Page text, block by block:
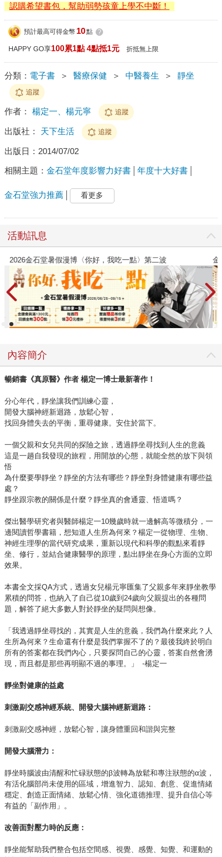
認購希望書包，幫助弱勢孩童上學不中斷！
預計最高可得金幣 10點 ?
HAPPY GO享100累1點 4點抵1元 折抵無上限
分類： 電子書 ＞ 醫療保健 ＞ 中醫養生 ＞ 靜坐
追蹤
作者： 楊定一、楊元寧 追蹤
出版社： 天下生活 追蹤
出版日： 2014/07/02
相關主題： 金石堂年度影響力好書 年度十大好書
金石堂強力推薦 看更多
活動訊息
2026金石堂暑假漫博〈你好，我吃一點〉第二波 金
內容簡介
暢銷書《真原醫》作者 楊定一博士最新著作！
分心年代，靜坐讓我們訓練心靈，
開發大腦神經新迴路，放鬆心智，
找回身體失去的平衡，重尋健康。安住於當下。
一個父親和女兒共同的探險之旅，透過靜坐尋找到人生的意義
這是一趟自我發現的旅程，用開放的心態，就能全然的放下與領
悟
為什麼要學靜坐？靜坐的方法有哪些？靜坐對身體健康有哪些益
處？
靜坐跟宗教的關係是什麼？靜坐真的會通靈、悟道嗎？
傑出醫學研究者與醫師楊定一10幾歲時就一邊解高等微積分，一
邊閱讀哲學書籍，想知道人生所為何來？楊定一從物理、生物、
神經生理學的當代研究成果，重新以現代和科學的觀點來看靜
坐、修行，並結合健康醫學的原理，點出靜坐在身心方面的立即
效果。
本書全文採QA方式，透過女兒楊元寧匯集了父親多年來靜坐教學
累積的問答，也納入了自己從10歲到24歲向父親提出的各種問
題，解答了絕大多數人對於靜坐的疑問與想像。
「我透過靜坐尋找的，其實是人生的意義，我們為什麼來此？人
生所為何來？生命還有什麼是我們掌握不了的？最後我終於明白
所有的答案都在我們內心，只要探問自己的心靈，答案自然會湧
現，而且都是那些再明顯不過的事理。」 -楊定一
靜坐對健康的益處
刺激副交感神經系統、開發大腦神經新迴路：
刺激副交感神經，放鬆心智，讓身體重回和諧與完整
開發大腦潛力：
靜坐時腦波由清醒和忙碌狀態的β波轉為放鬆和專注狀態的α波，
有活化腦部尚未使用的區域，增進智力、認知、創意、促進情緒
穩定、創造正面情緒、放鬆心情、強化道德推理、提升自信心等
有益的「副作用」。
改善面對壓力時的反應：
靜坐能幫助我們整合包括空間感、視覺、感覺、知覺、和運動的